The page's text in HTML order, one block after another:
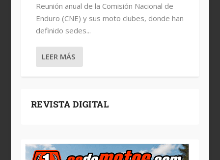
Reunión anual de la Comisión Nacional de
Enduro (CNE) y sus moto clubes, donde han
definido sedes...
LEER MÁS
REVISTA DIGITAL